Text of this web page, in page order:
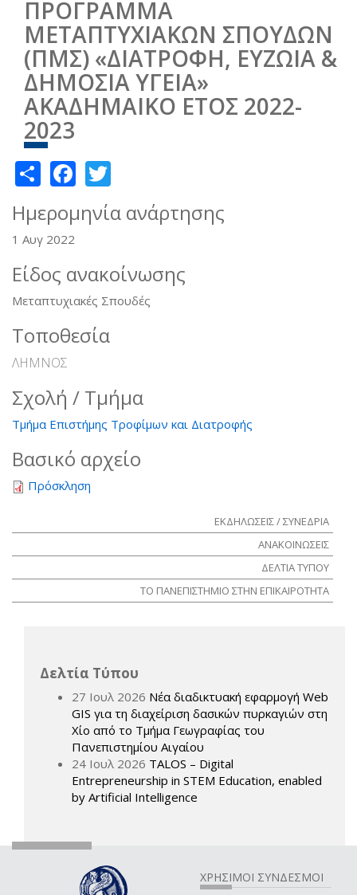
ΠΡΟΓΡΑΜΜΑ
ΜΕΤΑΠΤΥΧΙΑΚΩΝ ΣΠΟΥΔΩΝ
(ΠΜΣ) «ΔΙΑΤΡΟΦΗ, ΕΥΖΩΙΑ &
ΔΗΜΟΣΙΑ ΥΓΕΙΑ»
ΑΚΑΔΗΜΑΙΚΟ ΕΤΟΣ 2022-
2023
ShareFacebook
Ημερομηνία ανάρτησης
1 Αυγ 2022
Είδος ανακοίνωσης
Μεταπτυχιακές Σπουδές
Τοποθεσία
ΛΗΜΝΟΣ
Σχολή / Τμήμα
Τμήμα Επιστήμης Τροφίμων και Διατροφής
Βασικό αρχείο
Πρόσκληση
ΕΚΔΗΛΩΣΕΙΣ / ΣΥΝΕΔΡΙΑ
ΑΝΑΚΟΙΝΩΣΕΙΣ
ΔΕΛΤΙΑ ΤΥΠΟΥ
ΤΟ ΠΑΝΕΠΙΣΤΗΜΙΟ ΣΤΗΝ ΕΠΙΚΑΙΡΟΤΗΤΑ
Δελτία Τύπου
27 Ιουλ 2026 Νέα διαδικτυακή εφαρμογή Web
GIS για τη διαχείριση δασικών πυρκαγιών στη
Χίο από το Τμήμα Γεωγραφίας του
Πανεπιστημίου Αιγαίου
24 Ιουλ 2026 TALOS – Digital
Entrepreneurship in STEM Education, enabled
by Artificial Intelligence
ΧΡΗΣΙΜΟΙ ΣΥΝΔΕΣΜΟΙ